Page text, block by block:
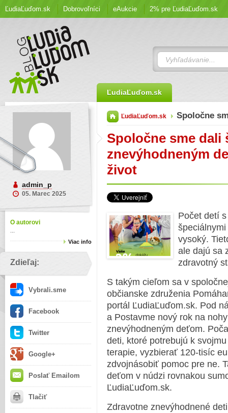
ĽudiaĽuďom.sk Dobrovoľníci eAukcie 2% pre ĽudiaĽuďom.sk
ĽudiaĽuďom.sk
admin_p
05. Marec 2025
O autorovi
Viac info
Zdieľaj:
Vybrali.sme
Facebook
Twitter
Google+
Poslať Emailom
Tlačiť
ĽudiaĽuďom.sk Spoločne
Spoločne sme dali
znevýhodneným
život
Počet detí
vysoký.
ale dajú sa
zdravotný
S takým cieľom sa v
občianske združenia
portál ĽudiaĽuďom.sk. Pod
a Postavme nový rok na
znevýhodneným deťom.
deti, ktoré potrebujú k
terapie, vyzbierať 120-tisíc
zdvojnásobiť pomoc pre ne.
deťom v núdzi rovnakou
ĽudiaĽuďom.sk.
Zdravotne znevýhodnené